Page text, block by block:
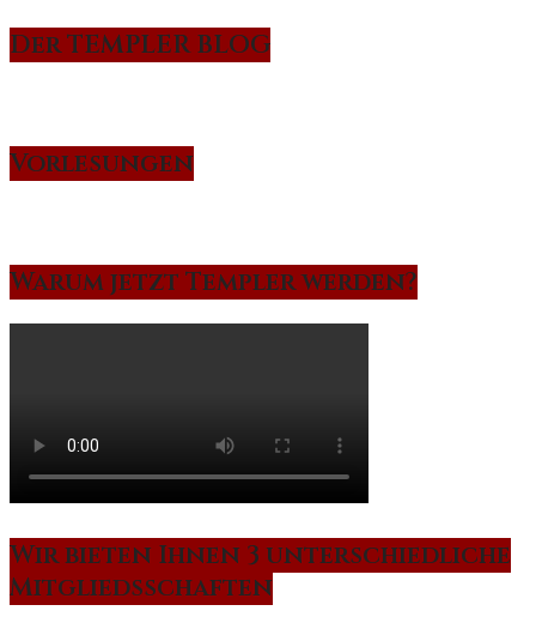
Der TEMPLER BLOG
Vorlesungen
Warum jetzt Templer werden?
Wir bieten Ihnen 3 unterschiedliche
Mitgliedsschaften